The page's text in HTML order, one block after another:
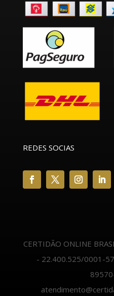
REDES SOCIAS
CERTIDÃO ONLINE
- 22.400.525/0001-